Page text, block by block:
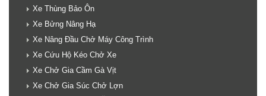
Xe Thùng Bảo Ôn
Xe Bửng Nâng Hạ
Xe Nâng Đầu Chở Máy Công Trình
Xe Cứu Hộ Kéo Chở Xe
Xe Chở Gia Cầm Gà Vịt
Xe Chở Gia Súc Chở Lợn